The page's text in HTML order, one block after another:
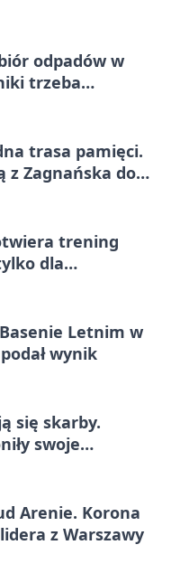
odpadów w
trzeba
trasa pamięci.
z Zagnańska do
trening
dla
Letnim w
wynik
się skarby.
swoje
Arenie. Korona
z Warszawy